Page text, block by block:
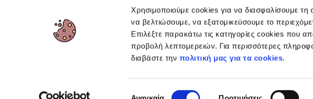
Χρησιμοποιούμε cookies για να διασφαλίσουμε τη
να βελτιώσουμε, να εξατομικεύσουμε το
Επιλέξτε παρακάτω τις κατηγορίες cookies που
προβολή λεπτομερειών. Για περισσότερες
διαβάστε την πολιτική μας για τα cookies.
FOLLOW US
This site is protected by reCAPTCHA and the